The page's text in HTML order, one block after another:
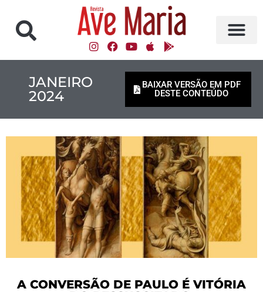
JANEIRO
2024
BAIXAR VERSÃO EM PDF
DESTE CONTEÚDO
A CONVERSÃO DE PAULO É VITÓRIA